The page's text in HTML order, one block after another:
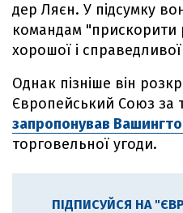
дер Ляєн. У підсумку
командам "прискорити
хорошої і
Однак пізніше він
Європейський Союз за
запропонував
торговельної угоди.
ПІДПИСУЙСЯ НА